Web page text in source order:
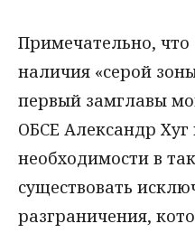
Примечательно,
наличия «серой
первый замглавы
ОБСЕ Александр Хуг
необходимости в
существовать
разграничения,